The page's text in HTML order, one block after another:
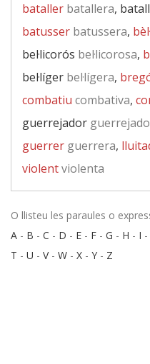
bataller batallera,
batusser batussera,
bel·licorós bel·licorosa,
bel·líger bel·lígera,
combatiu combativa,
guerrejador
guerrer guerrera,
violentviolenta
O llisteu les paraules o
A - B - C - D - E - F - G - H - I -
T - U - V- W - X - Y - Z